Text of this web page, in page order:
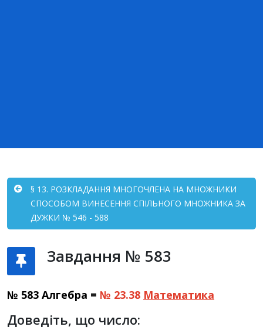
§ 13. РОЗКЛАДАННЯ МНОГОЧЛЕНА НА МНОЖНИКИ
СПОСОБОМ ВИНЕСЕННЯ СПІЛЬНОГО МНОЖНИКА ЗА
ДУЖКИ № 546 - 588
Завдання № 583
№ 583 Алгебра = № 23.38 Математика
Доведіть, що число: